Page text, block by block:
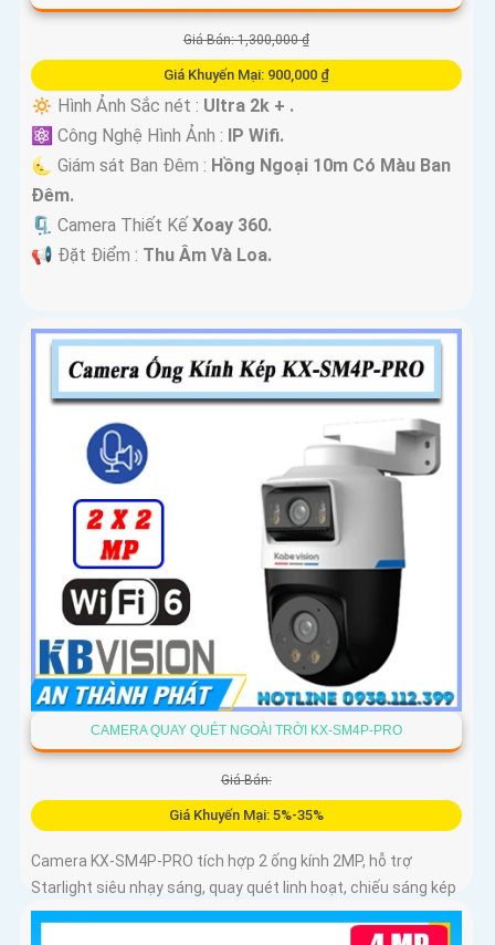
Giá Bán: 1,300,000 ₫
Giá Khuyến Mại: 900,000 ₫
🔅 Hình Ảnh Sắc nét : Ultra 2k + .
⚛️ Công Nghệ Hình Ảnh : IP Wifi.
🌜 Giám sát Ban Đêm : Hồng Ngoại 10m Có Màu Ban
Ðêm.
🗜️ Camera Thiết Kế Xoay 360.
️📢 Đặt Điểm : Thu Âm Và Loa.
CAMERA QUAY QUÉT NGOÀI TRỜI KX-SM4P-PRO
Giá Bán:
Giá Khuyến Mại: 5%-35%
Camera KX-SM4P-PRO tích hợp 2 ống kính 2MP, hỗ trợ
Starlight siêu nhạy sáng, quay quét linh hoạt, chiếu sáng kép
thông minh và LED ánh sáng ấm 30m. Công nghệ AI-ISP kết